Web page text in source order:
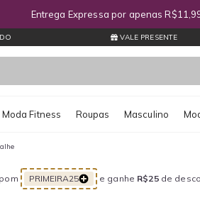
Entrega Expressa por apenas
VALE PRESENTE
Masculino
Roupas
Moda Fitness
PRIMEIRA25 e ganhe R$25de